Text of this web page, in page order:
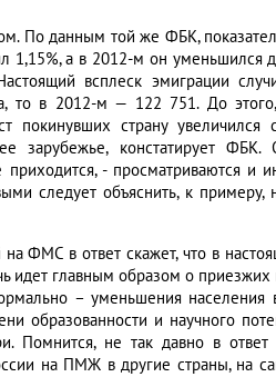
По данным той же ФБК,
1,15%, а в 2012-м он уменьшился
всплеск эмиграции
то в 2012-м — 122 751. До
покинувших страну
констатирует ФБК.
- просматриваются и
следует объяснить, к
ФМС в ответ скажет, что в
идет главным образом о
– уменьшения населения
образованности и научного
Помнится, не так давно в ответ
на ПМЖ в другие страны, на